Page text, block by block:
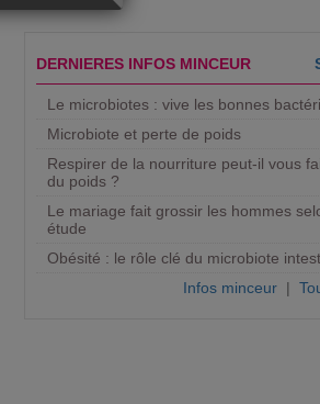
DERNIERES INFOS MINCEUR
Le microbiotes : vive les bonnes
Microbiote et perte de poids
Respirer de la nourriture peut-il vous
du poids ?
Le mariage fait grossir les hommes
étude
Obésité : le rôle clé du microbiote
Infos minceur |